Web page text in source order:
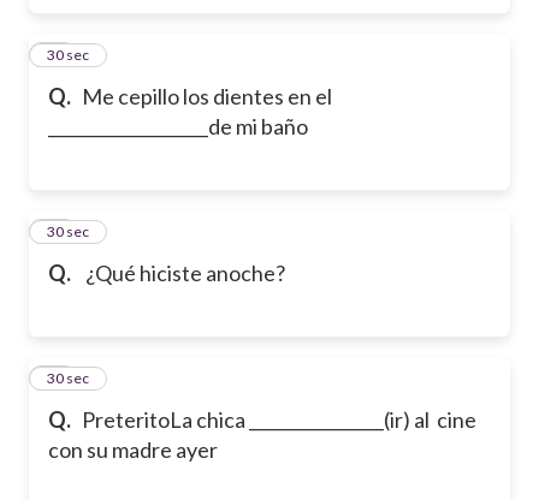
Q. Me cepillo los dientes en el
___________________de mi baño
20
30 sec
Q. ¿Qué hiciste anoche?
21
30 sec
Q. PreteritoLa chica ________________(ir) al cine
con su madre ayer
22
30 sec